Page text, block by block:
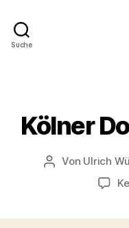
Suche
Kölner
Beitragsautor
Von Ulrich